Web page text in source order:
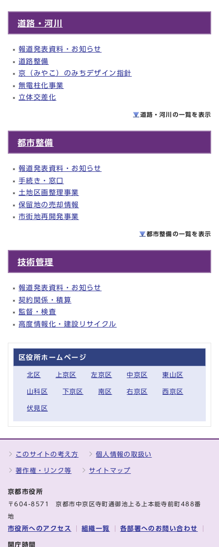
道路・河川
報道発表資料・お知らせ
道路整備
京（みやこ）のみちデザイン指針
無電柱化事業
立体交差化
道路・河川の一覧を 表示
都市整備
報道発表資料・お知らせ
手続き・窓口
土地区画整理事業
保留地の売却情報
市街地再開発事業
都市整備の一覧を 表示
技術管理
報道発表資料・お知らせ
契約関係・積算
監督・検査
高度情報化・建設リサイクル
区役所ホームページ
北区 上京区 左京区 中京区 東山区
山科区 下京区 南区 右京区 西京区
伏見区
このサイトの考え方 個人情報の取扱い
著作権・リンク等 サイトマップ
京都市役所
〒604-8571 京都市中京区寺町通御池上る上本能寺前町488番
地
市役所へのアクセス 組織一覧 各部署へのお問い合わせ
開庁時間